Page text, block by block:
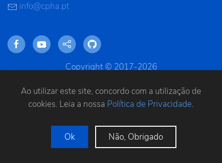
info@cpha.pt
Copyright © 2017-2026
Termos do Serviço/Regras|Política de
Privacidade
Ao utilizar este site, concordo com a utilização de
cookies. Leia a nossa Política de Privacidade.
Ok Não, Obrigado